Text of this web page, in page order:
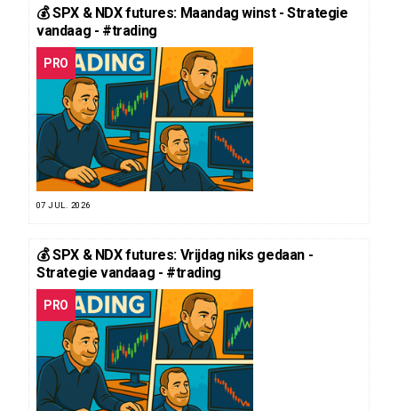
💰 SPX & NDX futures: Maandag winst - Strategie
vandaag - #trading
PRO
07 JUL. 2026
💰 SPX & NDX futures: Vrijdag niks gedaan -
Strategie vandaag - #trading
PRO